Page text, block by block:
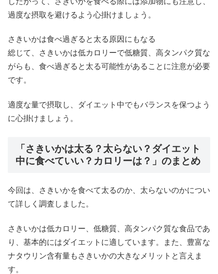
過度な摂取を避けるよう心掛けましょう。
さきいかは食べ過ぎると太る原因にもなる
総じて、さきいかは低カロリーで低糖質、高タンパク質な
がらも、食べ過ぎると太る可能性があることに注意が必要
です。
適度な量で摂取し、ダイエット中でもバランスを保つよう
に心掛けましょう。
「さきいかは太る？太らない？ダイエット
中に食べていい？カロリーは？」のまとめ
今回は、さきいかを食べて太るのか、太らないのかについ
て詳しく調査しました。
さきいかは低カロリー、低糖質、高タンパク質な食品であ
り、基本的にはダイエットに適しています。また、豊富な
ナタウリン含有量もさきいかの大きなメリットと言えま
す。